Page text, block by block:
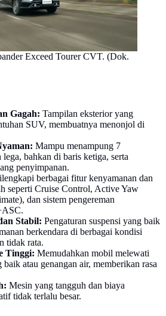
Exceed Tourer CVT. (Dok.
Gagah: Tampilan eksterior yang
SUV, membuatnya menonjol di
Mampu menampung 7
lega, bahkan di baris ketiga, serta
penyimpanan.
berbagai fitur kenyamanan dan
seperti Cruise Control, Active Yaw
dan sistem pengereman
Stabil: Pengaturan suspensi yang baik
berkendara di berbagai kondisi
tidak rata.
Tinggi: Memudahkan mobil melewati
atau genangan air, memberikan rasa
Mesin yang tangguh dan biaya
tidak terlalu besar.